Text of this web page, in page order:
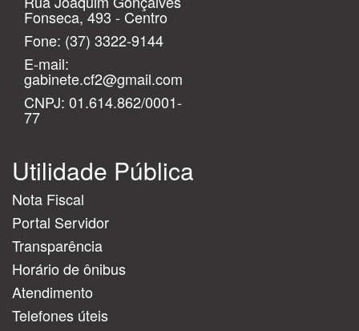
Fonseca, 493 - Centro
Fone: (37) 3322-9144
E-mail:
gabinete.cf2@gmail.com
CNPJ: 01.614.862/0001-
77
Utilidade Pública
Nota Fiscal
Portal Servidor
Transparência
Horário de ônibus
Atendimento
Telefones úteis